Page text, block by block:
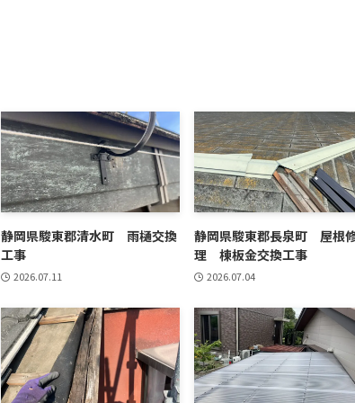
静岡県駿東郡清水町 雨樋交換
工事
2026.07.11
静岡県駿東郡長泉町 屋根
理 棟板金交換工事
2026.07.04